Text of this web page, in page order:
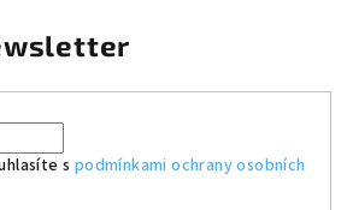
s podmínkami ochrany osobních